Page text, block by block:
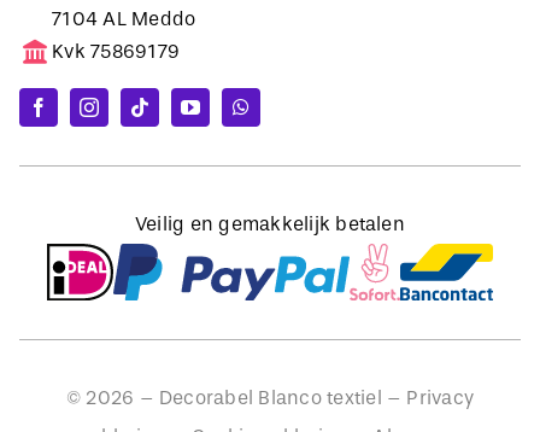
7104 AL Meddo
Kvk 75869179
Veilig en gemakkelijk betalen
© 2026 – Decorabel Blanco textiel – Privacy